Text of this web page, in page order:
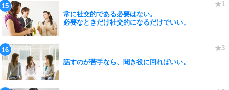
常に社交的である必要はない。
必要なときだけ社交的になるだけでいい。
話すのが苦手なら、聞き役に回ればいい。